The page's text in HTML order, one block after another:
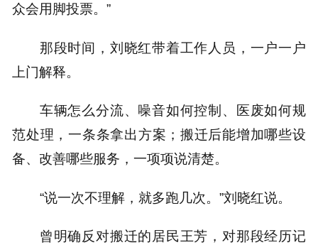
众会用脚投票。”
那段时间，刘晓红带着工作人员，一户一户
上门解释。
车辆怎么分流、噪音如何控制、医废如何规
范处理，一条条拿出方案；搬迁后能增加哪些设
备、改善哪些服务，一项项说清楚。
“说一次不理解，就多跑几次。”刘晓红说。
曾明确反对搬迁的居民王芳，对那段经历记